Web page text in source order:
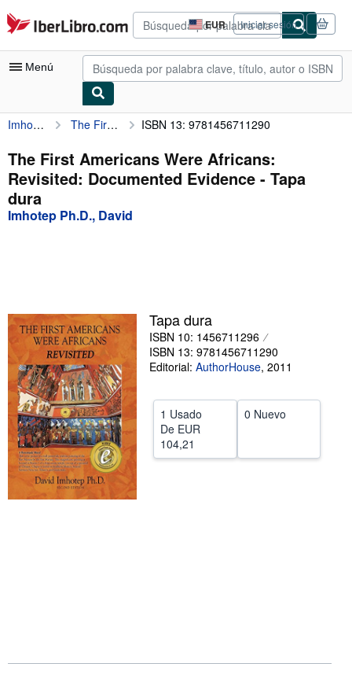
Pasar al contenido principal
IberLibro.com EUR
Preferencias
de
compra
del
Iniciar sesión
Menú
Mi cuenta
Consultar mis pedidos
Búsqueda avanzada
Colecciones
Comenzar a vender
Ayuda
CERRAR
Imhotep Ph.D., David The First Americans Were Africans: Revisited: Documented Evidence ISBN 13: 9781456711290
The First Americans Were Africans:
Revisited: Documented Evidence - Tapa
dura
Imhotep Ph.D., David
Tapa dura
ISBN 10: 1456711296
ISBN 13: 9781456711290
Editorial: AuthorHouse, 2011
1 Usado
De EUR
104,21
0 Nuevo